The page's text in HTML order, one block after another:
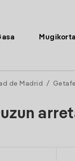
de Madrid / Getafe